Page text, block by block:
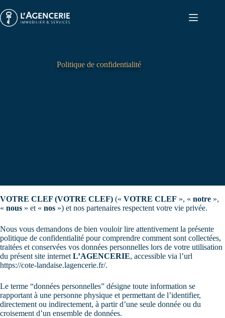
au
contenu
Politique de confidentialité
VOTRE CLEF (VOTRE CLEF) (« VOTRE CLEF », « notre »,
« nous » et « nos ») et nos partenaires respectent votre vie privée.
Nous vous demandons de bien vouloir lire attentivement la présente
politique de confidentialité pour comprendre comment sont collectées,
traitées et conservées vos données personnelles lors de votre utilisation
du présent site internet L’AGENCERIE, accessible via l’url
https://cote-landaise.lagencerie.fr/.
Le terme “données personnelles” désigne toute information se
rapportant à une personne physique et permettant de l’identifier,
directement ou indirectement, à partir d’une seule donnée ou du
croisement d’un ensemble de données.